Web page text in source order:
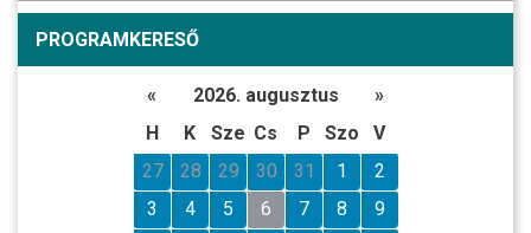
PROGRAMKERESŐ
« 2026. augusztus
»
H
K Sze Cs P Szo
V
27
28 29 30 31 1
2
3
4 5 6 7 8
9